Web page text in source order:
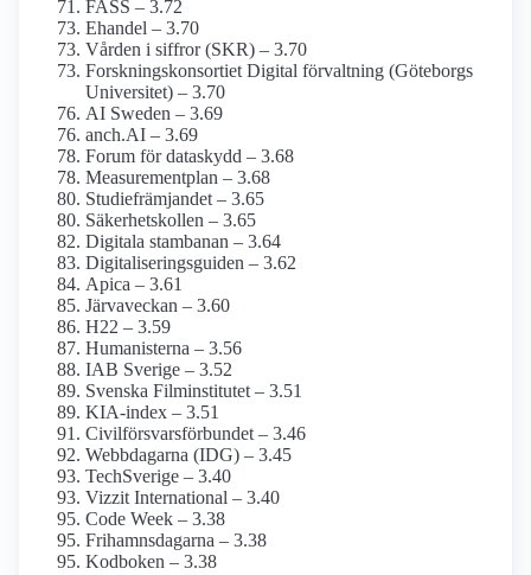
FASS – 3.72
Ehandel – 3.70
Vården i siffror (SKR) – 3.70
Forsknings­konsortiet Digital förvaltning (Göteborgs
Universitet) – 3.70
AI Sweden – 3.69
anch.AI – 3.69
Forum för dataskydd – 3.68
Measurementplan – 3.68
Studiefrämjandet – 3.65
Säkerhetskollen – 3.65
Digitala stambanan – 3.64
Digitaliseringsguiden – 3.62
Apica – 3.61
Järvaveckan – 3.60
H22 – 3.59
Humanisterna – 3.56
IAB Sverige – 3.52
Svenska Film­institutet – 3.51
KIA-index – 3.51
Civilförsvars­förbundet – 3.46
Webbdagarna (IDG) – 3.45
TechSverige – 3.40
Vizzit International – 3.40
Code Week – 3.38
Frihamnsdagarna – 3.38
Kodboken – 3.38